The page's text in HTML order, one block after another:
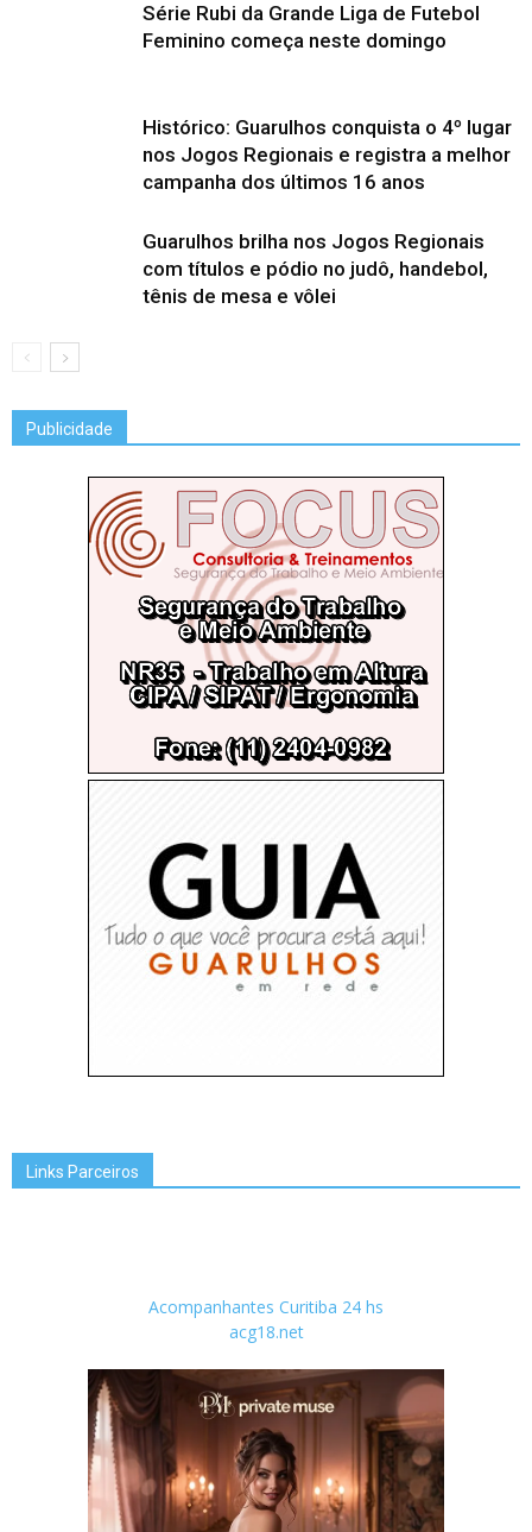
Série Rubi da Grande Liga de Futebol
Feminino começa neste domingo
Histórico: Guarulhos conquista o 4º lugar
nos Jogos Regionais e registra a melhor
campanha dos últimos 16 anos
Guarulhos brilha nos Jogos Regionais
com títulos e pódio no judô, handebol,
tênis de mesa e vôlei
Publicidade
Links Parceiros
Acompanhantes Curitiba 24 hs
acg18.net